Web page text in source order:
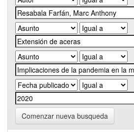
Comenzar nueva busqueda